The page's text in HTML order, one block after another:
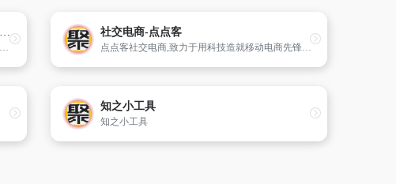
日历本-万年历日历查询-年日历,年老黄历查询,年黄道吉日
日历本提供万年历日历最新最全的年黄历日历免费在线查询,包括年黄道吉日、财神喜神福神贵神方位、宜忌、吉时、冲煞、吉神凶煞、地支关系、纳音、干支、十二神、值日、胎神、彭祖百忌、空亡、建除十二神等黄历信息，订婚吉日、结婚吉日、开业吉日、搬家吉日、装修吉日、乔迁吉日查询。
社交电商-点点客
点点客社交电商,致力于用科技造就移动电商先锋。提供移动电商工具、移动电商平台、微信小程序开发、微信营销推广、微信分销系统、微信公众平台开发、行业O2O软件等全方位服务。
知之小工具
知之小工具